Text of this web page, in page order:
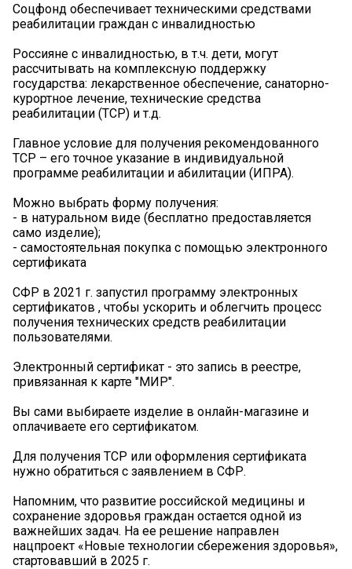
Соцфонд обеспечивает техническими средствами
реабилитации граждан с инвалидностью
Россияне с инвалидностью, в т.ч. дети, могут
рассчитывать на комплексную поддержку
государства: лекарственное обеспечение, санаторно-
курортное лечение, технические средства
реабилитации (ТСР) и т.д.
Главное условие для получения рекомендованного
ТСР – его точное указание в индивидуальной
программе реабилитации и абилитации (ИПРА).
Можно выбрать форму получения:
- в натуральном виде (бесплатно предоставляется
само изделие);
- самостоятельная покупка с помощью электронного
сертификата
СФР в 2021 г. запустил программу электронных
сертификатов , чтобы ускорить и облегчить процесс
получения технических средств реабилитации
пользователями.
Электронный сертификат - это запись в реестре,
привязанная к карте "МИР".
Вы сами выбираете изделие в онлайн-магазине и
оплачиваете его сертификатом.
Для получения ТСР или оформления сертификата
нужно обратиться с заявлением в СФР.
Напомним, что развитие российской медицины и
сохранение здоровья граждан остается одной из
важнейших задач. На ее решение направлен
нацпроект «Новые технологии сбережения здоровья»,
стартовавший в 2025 г.